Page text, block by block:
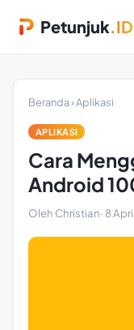
Petunjuk.ID
Beranda›Aplikasi
APLIKASI
Cara
Android
Oleh Christian· 8